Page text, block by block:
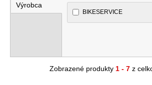
Výrobca
BIKESERVICE
Zobrazené produkty 1 - 7 z